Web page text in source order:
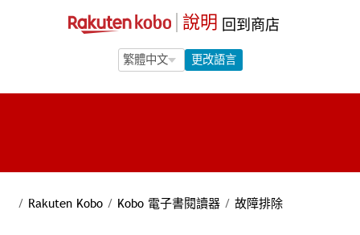
說明 回到商店
Language Selection
Language Selection
更改語言
/ Rakuten Kobo / Kobo 電子書閱讀器 / 故障排除